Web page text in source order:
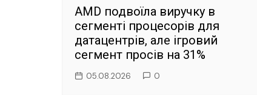
AMD подвоїла виручку в
сегменті процесорів для
датацентрів, але ігровий
сегмент просів на 31%
05.08.2026 0